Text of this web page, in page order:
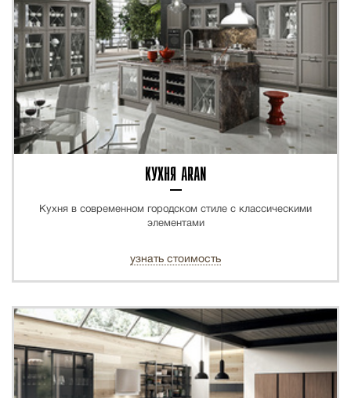
КУХНЯ ARAN
Кухня в современном городском стиле с классическими
элементами
узнать стоимость